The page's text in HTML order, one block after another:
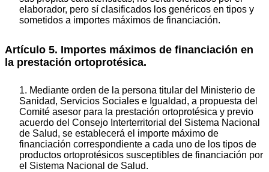
elaborador, pero sí clasificados los genéricos en tipos y
sometidos a importes máximos de financiación.
Artículo 5. Importes máximos de financiación en
la prestación ortoprotésica.
1. Mediante orden de la persona titular del Ministerio de
Sanidad, Servicios Sociales e Igualdad, a propuesta del
Comité asesor para la prestación ortoprotésica y previo
acuerdo del Consejo Interterritorial del Sistema Nacional
de Salud, se establecerá el importe máximo de
financiación correspondiente a cada uno de los tipos de
productos ortoprotésicos susceptibles de financiación por
el Sistema Nacional de Salud.